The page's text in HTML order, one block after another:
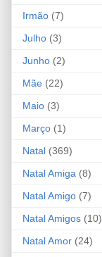
Irmão (7)
Julho (3)
Junho (2)
Mãe (22)
Maio (3)
Março (1)
Natal (369)
Natal Amiga (8)
Natal Amigo (7)
Natal Amigos (10)
Natal Amor (24)